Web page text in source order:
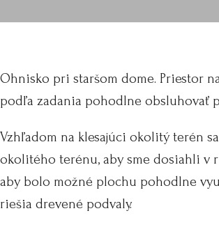
Ohnisko pri staršom dome. Priestor
podľa zadania pohodlne obsluhovať
Vzhľadom na klesajúci okolitý terén
okolitého terénu, aby sme dosiahli v
aby bolo možné plochu pohodlne
riešia drevené podvaly.